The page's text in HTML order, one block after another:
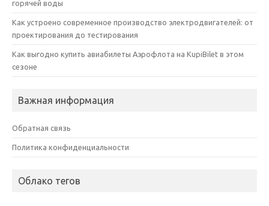
горячей воды
Как устроено современное производство электродвигателей: от
проектирования до тестирования
Как выгодно купить авиабилеты Аэрофлота на KupiBilet в этом
сезоне
Важная информация
Обратная связь
Политика конфиденциальности
Облако тегов